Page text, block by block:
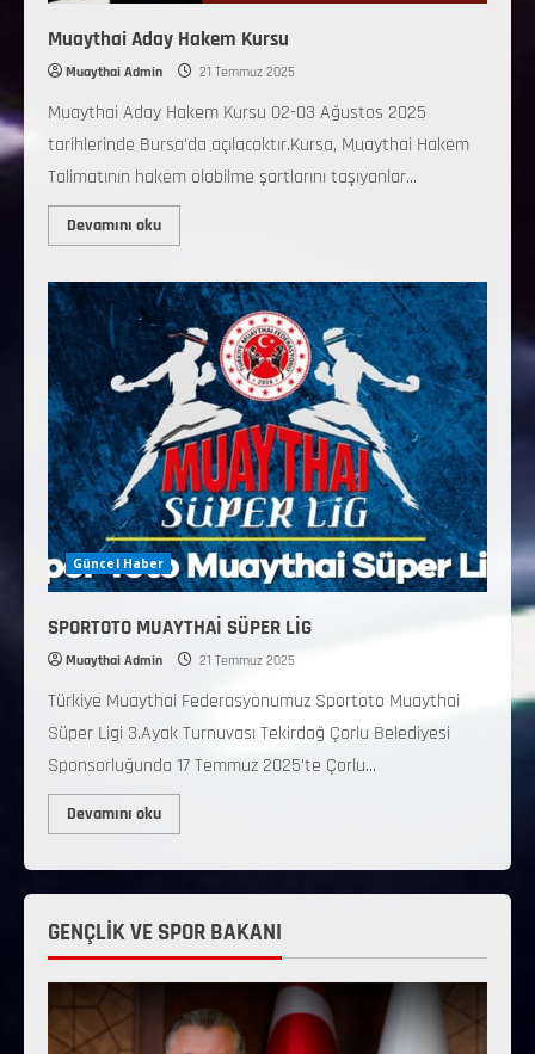
Muaythai Aday Hakem Kursu
Muaythai Admin 21 Temmuz 2025
Muaythai Aday Hakem Kursu 02-03 Ağustos 2025
tarihlerinde Bursa’da açılacaktır.Kursa, Muaythai Hakem
Talimatının hakem olabilme şartlarını taşıyanlar...
Devamını oku
Güncel Haber
SPORTOTO MUAYTHAİ SÜPER LİG
Muaythai Admin 21 Temmuz 2025
Türkiye Muaythai Federasyonumuz Sportoto Muaythai
Süper Ligi 3.Ayak Turnuvası Tekirdağ Çorlu Belediyesi
Sponsorluğunda 17 Temmuz 2025’te Çorlu...
Devamını oku
GENÇLİK VE SPOR BAKANI